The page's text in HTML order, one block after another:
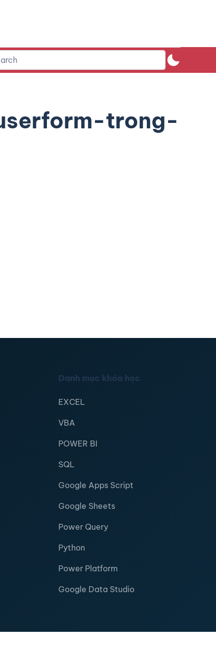
trong-
Danh mục khóa học
EXCEL
VBA
POWER BI
SQL
Google Apps Script
Google Sheets
Power Query
Python
Power Platform
Google Data Studio